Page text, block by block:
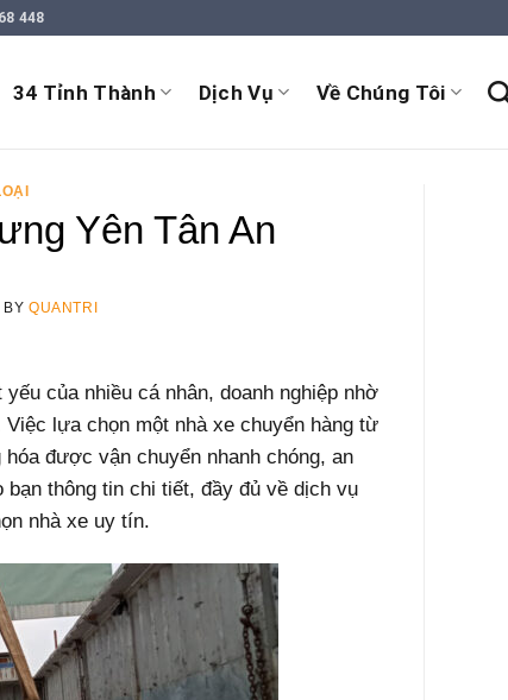
448
34 Tỉnh Thành Dịch Vụ Về Chúng Tôi
Yên Tân An
BYQUANTRI
yếu của nhiều cá nhân, doanh nghiệp nhờ
lựa chọn một nhà xe chuyển hàng từ
được vận chuyển nhanh chóng, an
thông tin chi tiết, đầy đủ về dịch vụ
nhà xe uy tín.